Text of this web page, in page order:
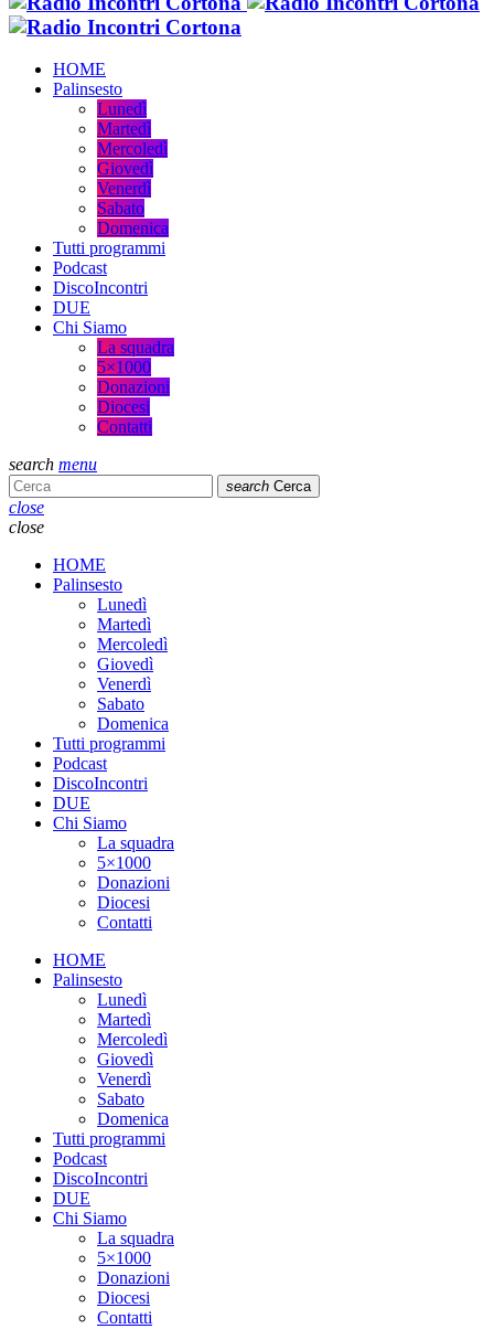
HOME
Palinsesto
Lunedì
Martedì
Mercoledì
Giovedì
Venerdì
Sabato
Domenica
Tutti programmi
Podcast
DiscoIncontri
DUE
Chi Siamo
La squadra
5×1000
Donazioni
Diocesi
Contatti
search menu
search Cerca
close
close
HOME
Palinsesto
Lunedì
Martedì
Mercoledì
Giovedì
Venerdì
Sabato
Domenica
Tutti programmi
Podcast
DiscoIncontri
DUE
Chi Siamo
La squadra
5×1000
Donazioni
Diocesi
Contatti
HOME
Palinsesto
Lunedì
Martedì
Mercoledì
Giovedì
Venerdì
Sabato
Domenica
Tutti programmi
Podcast
DiscoIncontri
DUE
Chi Siamo
La squadra
5×1000
Donazioni
Diocesi
Contatti